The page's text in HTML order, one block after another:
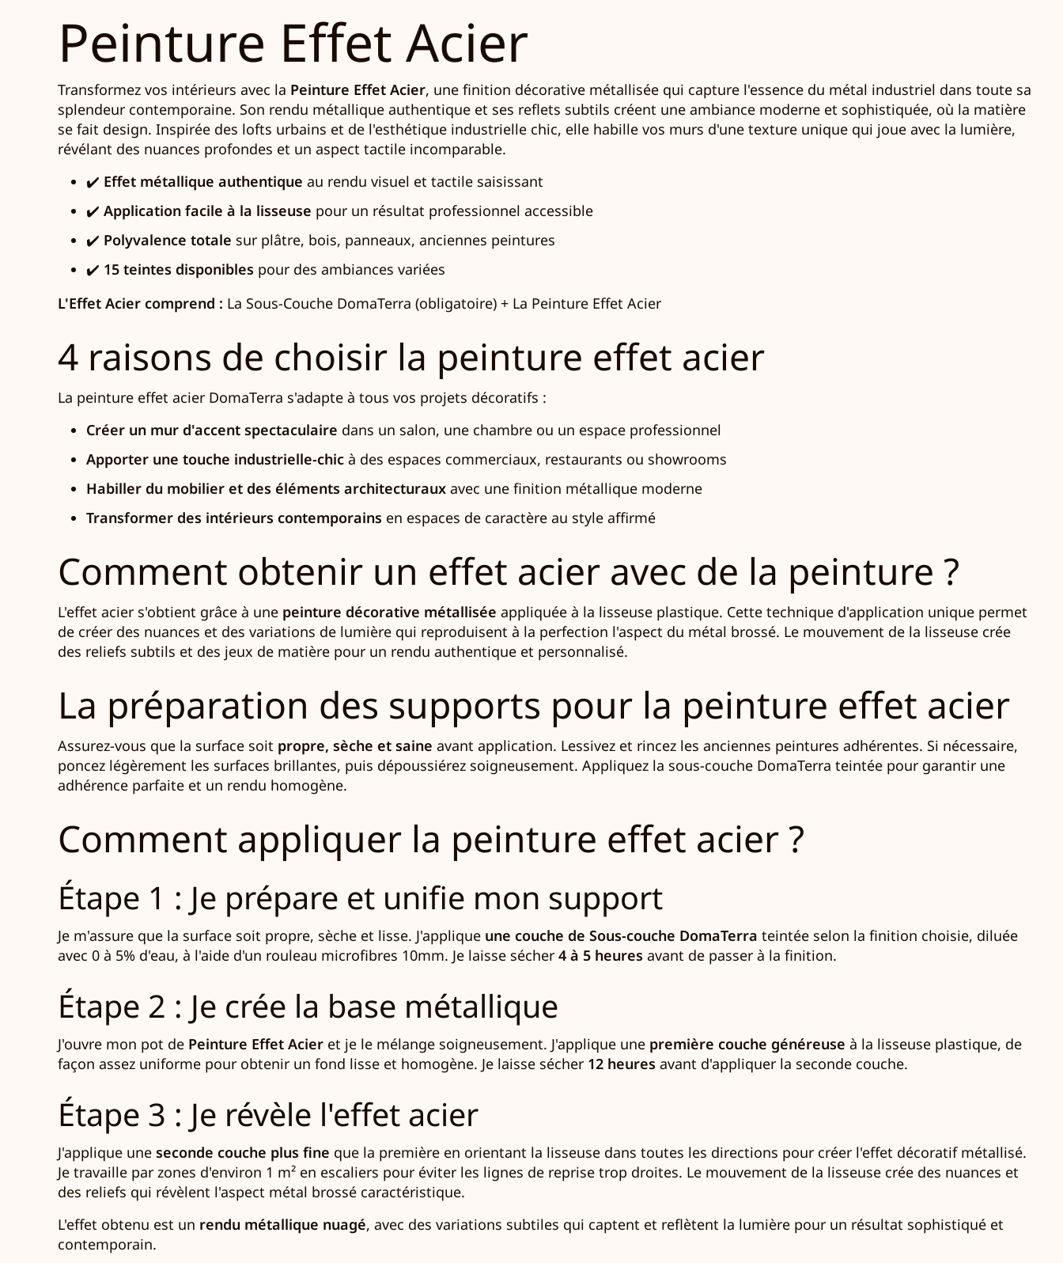
Peinture Effet Acier
Transformez vos intérieurs avec la Peinture Effet Acier, une finition décorative métallisée qui capture l'essence du métal industriel dans toute sa
splendeur contemporaine. Son rendu métallique authentique et ses reflets subtils créent une ambiance moderne et sophistiquée, où la matière
se fait design. Inspirée des lofts urbains et de l'esthétique industrielle chic, elle habille vos murs d'une texture unique qui joue avec la lumière,
révélant des nuances profondes et un aspect tactile incomparable.
✔️ Effet métallique authentique au rendu visuel et tactile saisissant
✔️ Application facile à la lisseuse pour un résultat professionnel accessible
✔️ Polyvalence totale sur plâtre, bois, panneaux, anciennes peintures
✔️ 15 teintes disponibles pour des ambiances variées
L'Effet Acier comprend : La Sous-Couche DomaTerra (obligatoire) + La Peinture Effet Acier
4 raisons de choisir la peinture effet acier
La peinture effet acier DomaTerra s'adapte à tous vos projets décoratifs :
Créer un mur d'accent spectaculaire dans un salon, une chambre ou un espace professionnel
Apporter une touche industrielle-chic à des espaces commerciaux, restaurants ou showrooms
Habiller du mobilier et des éléments architecturaux avec une finition métallique moderne
Transformer des intérieurs contemporains en espaces de caractère au style affirmé
Comment obtenir un effet acier avec de la peinture ?
L'effet acier s'obtient grâce à une peinture décorative métallisée appliquée à la lisseuse plastique. Cette technique d'application unique permet
de créer des nuances et des variations de lumière qui reproduisent à la perfection l'aspect du métal brossé. Le mouvement de la lisseuse crée
des reliefs subtils et des jeux de matière pour un rendu authentique et personnalisé.
La préparation des supports pour la peinture effet acier
Assurez-vous que la surface soit propre, sèche et saine avant application. Lessivez et rincez les anciennes peintures adhérentes. Si nécessaire,
poncez légèrement les surfaces brillantes, puis dépoussiérez soigneusement. Appliquez la sous-couche DomaTerra teintée pour garantir une
adhérence parfaite et un rendu homogène.
Comment appliquer la peinture effet acier ?
Étape 1 : Je prépare et unifie mon support
Je m'assure que la surface soit propre, sèche et lisse. J'applique une couche de Sous-couche DomaTerra teintée selon la finition choisie, diluée
avec 0 à 5% d'eau, à l'aide d'un rouleau microfibres 10mm. Je laisse sécher 4 à 5 heures avant de passer à la finition.
Étape 2 : Je crée la base métallique
J'ouvre mon pot de Peinture Effet Acier et je le mélange soigneusement. J'applique une première couche généreuse à la lisseuse plastique, de
façon assez uniforme pour obtenir un fond lisse et homogène. Je laisse sécher 12 heures avant d'appliquer la seconde couche.
Étape 3 : Je révèle l'effet acier
J'applique une seconde couche plus fine que la première en orientant la lisseuse dans toutes les directions pour créer l'effet décoratif métallisé.
Je travaille par zones d'environ 1 m² en escaliers pour éviter les lignes de reprise trop droites. Le mouvement de la lisseuse crée des nuances et
des reliefs qui révèlent l'aspect métal brossé caractéristique.
L'effet obtenu est un rendu métallique nuagé, avec des variations subtiles qui captent et reflètent la lumière pour un résultat sophistiqué et
contemporain.